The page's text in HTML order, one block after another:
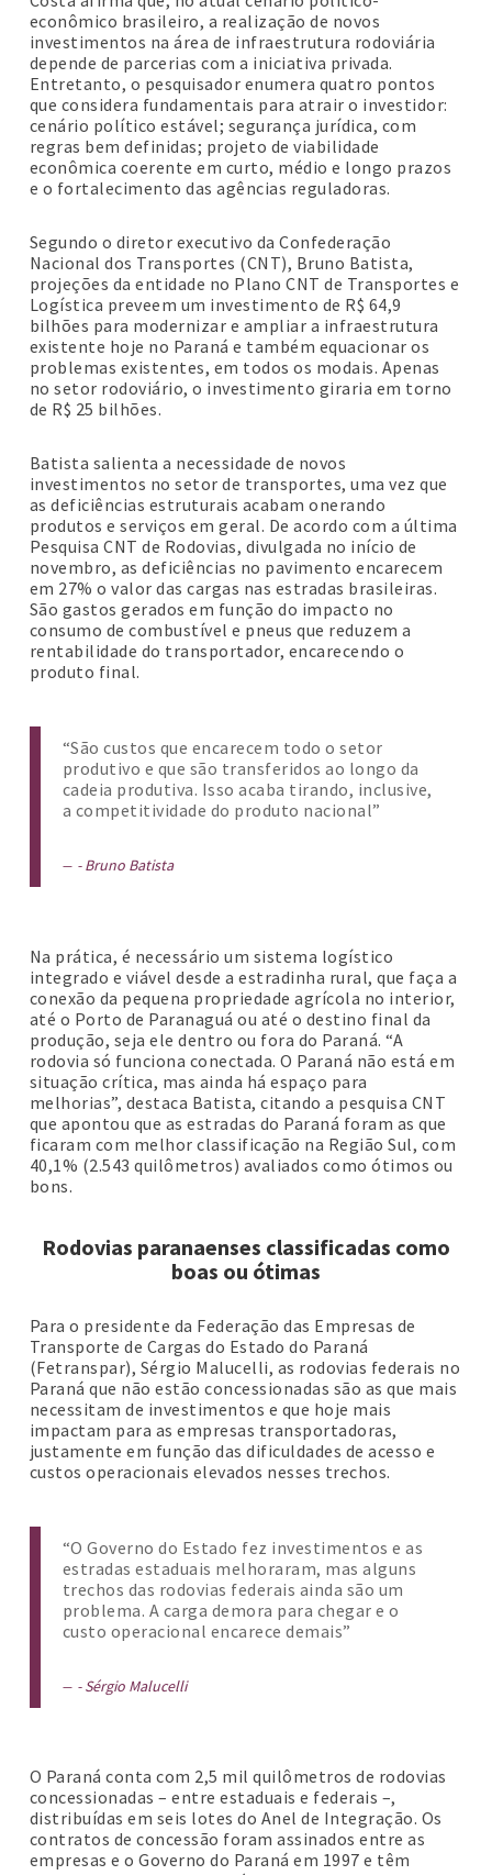
econômico brasileiro, a realização de novos
investimentos na área de infraestrutura rodoviária
depende de parcerias com a iniciativa privada.
Entretanto, o pesquisador enumera quatro pontos
que considera fundamentais para atrair o investidor:
cenário político estável; segurança jurídica, com
regras bem definidas; projeto de viabilidade
econômica coerente em curto, médio e longo prazos
e o fortalecimento das agências reguladoras.
Segundo o diretor executivo da Confederação
Nacional dos Transportes (CNT), Bruno Batista,
projeções da entidade no Plano CNT de Transportes e
Logística preveem um investimento de R$ 64,9
bilhões para modernizar e ampliar a infraestrutura
existente hoje no Paraná e também equacionar os
problemas existentes, em todos os modais. Apenas
no setor rodoviário, o investimento giraria em torno
de R$ 25 bilhões.
Batista salienta a necessidade de novos
investimentos no setor de transportes, uma vez que
as deficiências estruturais acabam onerando
produtos e serviços em geral. De acordo com a última
Pesquisa CNT de Rodovias, divulgada no início de
novembro, as deficiências no pavimento encarecem
em 27% o valor das cargas nas estradas brasileiras.
São gastos gerados em função do impacto no
consumo de combustível e pneus que reduzem a
rentabilidade do transportador, encarecendo o
produto final.
“São custos que encarecem todo o setor
produtivo e que são transferidos ao longo da
cadeia produtiva. Isso acaba tirando, inclusive,
a competitividade do produto nacional”
- Bruno Batista
Na prática, é necessário um sistema logístico
integrado e viável desde a estradinha rural, que faça a
conexão da pequena propriedade agrícola no interior,
até o Porto de Paranaguá ou até o destino final da
produção, seja ele dentro ou fora do Paraná. “A
rodovia só funciona conectada. O Paraná não está em
situação crítica, mas ainda há espaço para
melhorias”, destaca Batista, citando a pesquisa CNT
que apontou que as estradas do Paraná foram as que
ficaram com melhor classificação na Região Sul, com
40,1% (2.543 quilômetros) avaliados como ótimos ou
bons.
Rodovias paranaenses classificadas como
boas ou ótimas
Para o presidente da Federação das Empresas de
Transporte de Cargas do Estado do Paraná
(Fetranspar), Sérgio Malucelli, as rodovias federais no
Paraná que não estão concessionadas são as que mais
necessitam de investimentos e que hoje mais
impactam para as empresas transportadoras,
justamente em função das dificuldades de acesso e
custos operacionais elevados nesses trechos.
“O Governo do Estado fez investimentos e as
estradas estaduais melhoraram, mas alguns
trechos das rodovias federais ainda são um
problema. A carga demora para chegar e o
custo operacional encarece demais”
- Sérgio Malucelli
O Paraná conta com 2,5 mil quilômetros de rodovias
concessionadas – entre estaduais e federais –,
distribuídas em seis lotes do Anel de Integração. Os
contratos de concessão foram assinados entre as
empresas e o Governo do Paraná em 1997 e têm